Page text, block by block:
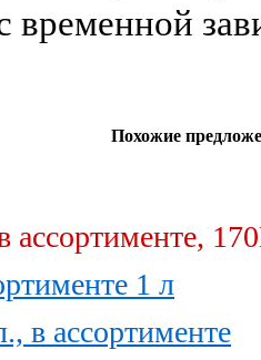
временной
Похожие
1 л
в ассортименте